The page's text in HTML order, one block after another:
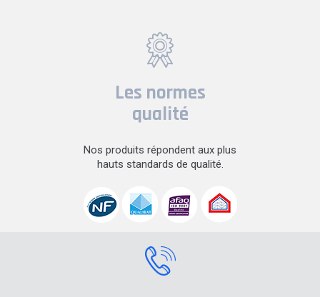
Les normes
qualité
Nos produits répondent aux plus
hauts standards de qualité.